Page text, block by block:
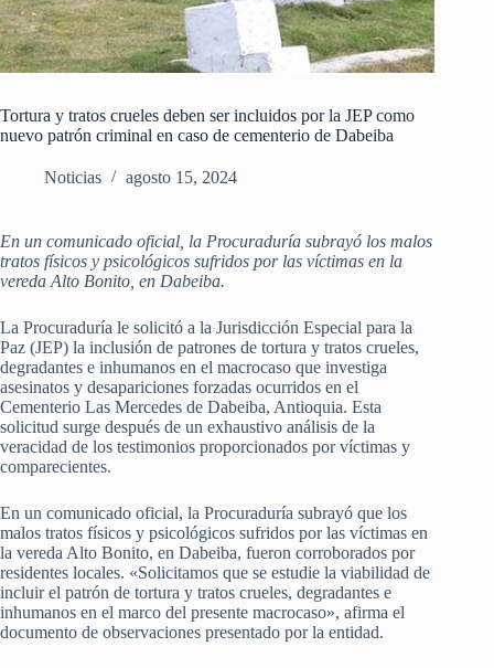
Tortura y tratos crueles deben ser incluidos por la JEP como
nuevo patrón criminal en caso de cementerio de Dabeiba
Noticias agosto 15, 2024
En un comunicado oficial, la Procuraduría subrayó los malos
tratos físicos y psicológicos sufridos por las víctimas en la
vereda Alto Bonito, en Dabeiba.
La Procuraduría le solicitó a la Jurisdicción Especial para la
Paz (JEP) la inclusión de patrones de tortura y tratos crueles,
degradantes e inhumanos en el macrocaso que investiga
asesinatos y desapariciones forzadas ocurridos en el
Cementerio Las Mercedes de Dabeiba, Antioquia. Esta
solicitud surge después de un exhaustivo análisis de la
veracidad de los testimonios proporcionados por víctimas y
comparecientes.
En un comunicado oficial, la Procuraduría subrayó que los
malos tratos físicos y psicológicos sufridos por las víctimas en
la vereda Alto Bonito, en Dabeiba, fueron corroborados por
residentes locales. «Solicitamos que se estudie la viabilidad de
incluir el patrón de tortura y tratos crueles, degradantes e
inhumanos en el marco del presente macrocaso», afirma el
documento de observaciones presentado por la entidad.